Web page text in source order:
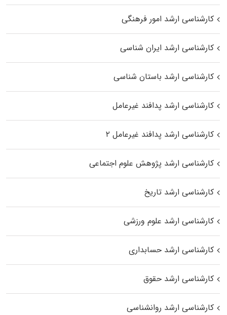
کارشناسی ارشد امور فرهنگی
کارشناسی ارشد ایران شناسی
کارشناسی ارشد باستان شناسی
کارشناسی ارشد پدافند غیرعامل
کارشناسی ارشد پدافند غیرعامل ۲
کارشناسی ارشد پژوهش علوم اجتماعی
کارشناسی ارشد تاریخ
کارشناسی ارشد علوم ورزشی
کارشناسی ارشد حسابداری
کارشناسی ارشد حقوق
کارشناسی ارشد روانشناسی